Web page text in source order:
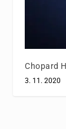
Chopard
3. 11. 2020